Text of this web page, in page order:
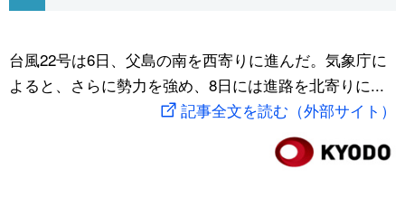
文化
動画/Live
スポーツ・東京2020
台風22号は6日、父島の南を西寄りに進んだ。気象庁に
よると、さらに勢力を強め、8日には進路を北寄りに...
記事全文を読む（外部サイト）